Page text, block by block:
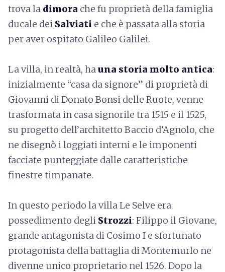
trova la dimora che fu proprietà della famiglia
ducale dei Salviati e che è passata alla storia
per aver ospitato Galileo Galilei.
La villa, in realtà, hauna storia molto antica:
inizialmente “casa da signore” di proprietà di
Giovanni di Donato Bonsi delle Ruote, venne
trasformata in casa signorile tra 1515 e il 1525,
su progetto dell’architetto Baccio d’Agnolo, che
ne disegnò i loggiati interni e le imponenti
facciate punteggiate dalle caratteristiche
finestre timpanate.
In questo periodo la villa Le Selve era
possedimento degli Strozzi: Filippo il Giovane,
grande antagonista di Cosimo I e sfortunato
protagonista della battaglia di Montemurlo ne
divenne unico proprietario nel 1526. Dopo la